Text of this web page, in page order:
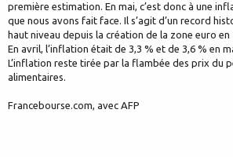
première estimation. En mai, c’est donc à une
que nous avons fait face. Il s’agit d’un record
haut niveau depuis la création de la zone euro en
En avril, l’inflation était de 3,3 % et de 3,6 % en
L’inflation reste tirée par la flambée des prix du
alimentaires.
Francebourse.com, avec AFP